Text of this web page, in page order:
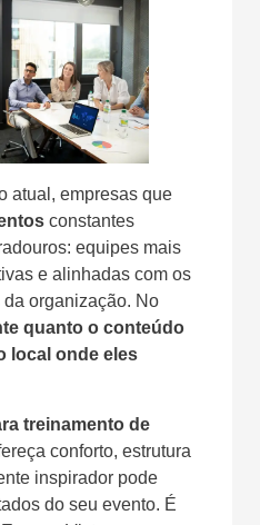
atual, empresas que
constantes
equipes mais
e alinhadas com os
organização. No
quanto o conteúdo
local onde eles
treinamento de
conforto, estrutura
inspirador pode
do seu evento. É